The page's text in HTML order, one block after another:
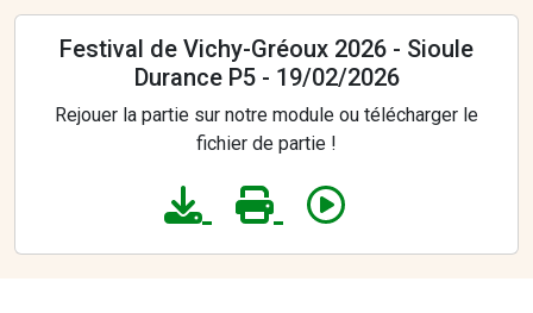
Festival de Vichy-Gréoux 2026 - Sioule
Durance P5 - 19/02/2026
Rejouer la partie sur notre module ou télécharger le
fichier de partie !